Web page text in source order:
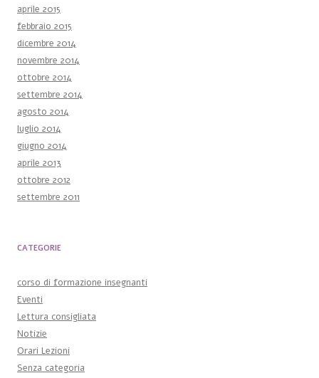
aprile 2015
febbraio 2015
dicembre 2014
novembre 2014
ottobre 2014
settembre 2014
agosto 2014
luglio 2014
giugno 2014
aprile 2013
ottobre 2012
settembre 2011
CATEGORIE
corso di formazione insegnanti
Eventi
Lettura consigliata
Notizie
Orari Lezioni
Senza categoria